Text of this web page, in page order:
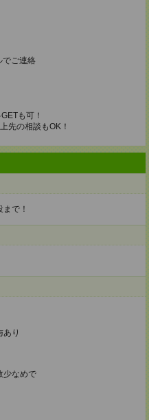
でご連絡
も可！
先の相談もOK！
で！
り
なめで